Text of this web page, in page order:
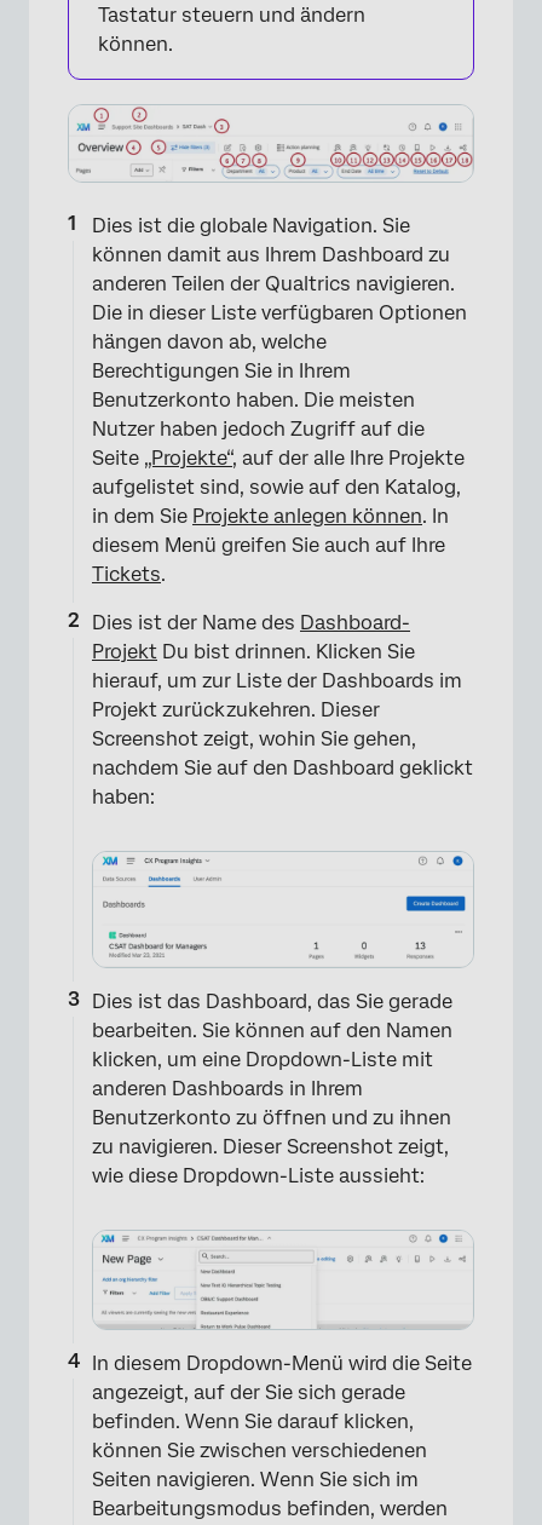
×
Tastatur steuern und ändern
können.
×
Dies ist die globale Navigation. Sie
können damit aus Ihrem Dashboard zu
anderen Teilen der Qualtrics navigieren.
Die in dieser Liste verfügbaren Optionen
hängen davon ab, welche
Berechtigungen Sie in Ihrem
Benutzerkonto haben. Die meisten
Nutzer haben jedoch Zugriff auf die
Seite „Projekte“, auf der alle Ihre Projekte
aufgelistet sind, sowie auf den Katalog,
in dem Sie Projekte anlegen können. In
diesem Menü greifen Sie auch auf Ihre
Tickets.
Dies ist der Name des Dashboard-
Projekt Du bist drinnen. Klicken Sie
hierauf, um zur Liste der Dashboards im
Projekt zurückzukehren. Dieser
Screenshot zeigt, wohin Sie gehen,
nachdem Sie auf den Dashboard geklickt
haben:
Dies ist das Dashboard, das Sie gerade
bearbeiten. Sie können auf den Namen
klicken, um eine Dropdown-Liste mit
anderen Dashboards in Ihrem
Benutzerkonto zu öffnen und zu ihnen
zu navigieren. Dieser Screenshot zeigt,
wie diese Dropdown-Liste aussieht:
In diesem Dropdown-Menü wird die Seite
angezeigt, auf der Sie sich gerade
befinden. Wenn Sie darauf klicken,
können Sie zwischen verschiedenen
Seiten navigieren. Wenn Sie sich im
Bearbeitungsmodus befinden, werden